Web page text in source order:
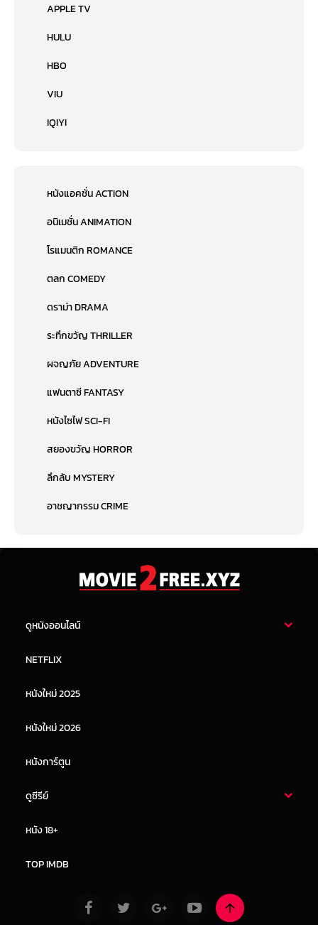
APPLE TV
HULU
HBO
VIU
IQIYI
หนังแอคชั่น ACTION
อนิเมชั่น ANIMATION
โรแมนติก ROMANCE
ตลก COMEDY
ดราม่า DRAMA
ระทึกขวัญ THRILLER
ผจญภัย ADVENTURE
แฟนตาซี FANTASY
หนังไซไฟ SCI-FI
สยองขวัญ HORROR
ลึกลับ MYSTERY
อาชญากรรม CRIME
ดูหนังออนไลน์
หนังจีน
NETFLIX
หนังใหม่ 2025
หนังใหม่ 2026
หนังการ์ตูน
ดูซีรีย์
หนัง 18+
TOP IMDB